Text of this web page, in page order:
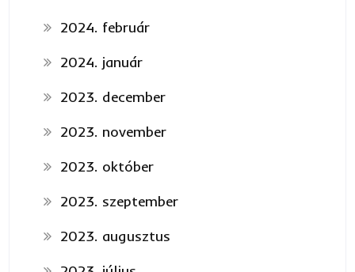
2024. február
2024. január
2023. december
2023. november
2023. október
2023. szeptember
2023. augusztus